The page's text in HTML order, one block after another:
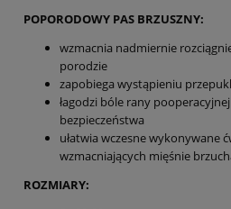
POPORODOWY PAS BRZUSZNY:
wzmacnia nadmiernie
porodzie
zapobiega wystąpieniu
łagodzi bóle rany
bezpieczeństwa
ułatwia wczesne wykonywane
wzmacniających mięśnie
ROZMIARY: